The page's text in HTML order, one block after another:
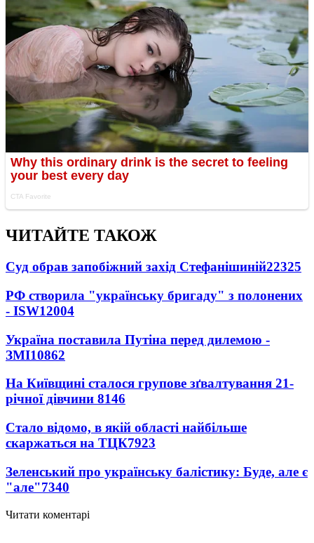
ЧИТАЙТЕ ТАКОЖ
Суд обрав запобіжний захід Стефанішиній22325
РФ створила "українську бригаду" з полонених
- ISW12004
Україна поставила Путіна перед дилемою -
ЗМІ10862
На Київщині сталося групове зґвалтування 21-
річної дівчини 8146
Стало відомо, в якій області найбільше
скаржаться на ТЦК7923
Зеленський про українську балістику: Буде, але є
"але"7340
Читати коментарі